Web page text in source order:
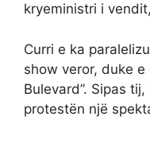
kryeministri i
Curri e ka
show veror, duke e
Bulevard”. Sipas
protestën një